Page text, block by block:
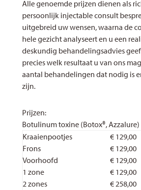
Alle genoemde prijzen dienen als
persoonlijk injectable consult
uitgebreid uw wensen, waarna de
hele gezicht analyseert en u een
deskundig behandelingsadvies
precies welk resultaat u van ons
aantal behandelingen dat nodig is
zijn.
Prijzen:
Botulinum toxine (Botox®, Azzalure)
Kraaienpootjes
€ 129,00
Frons
€ 129,00
Voorhoofd
€ 129,00
1 zone
€ 129,00
2 zones
€ 258,00